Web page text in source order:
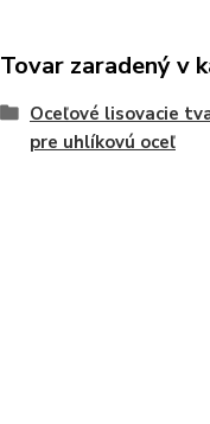
Tovar zaradený v
Oceľové lisovacie
pre uhlíkovú oceľ